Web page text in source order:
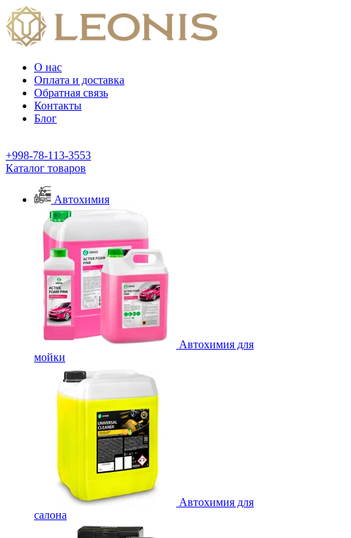
О нас
Оплата и доставка
Обратная связь
Контакты
Блог
+998-78-113-3553
Каталог товаров
Автохимия
Автохимия для
мойки
Автохимия для
салона